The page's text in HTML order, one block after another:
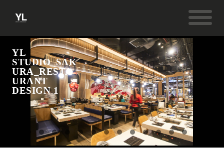
YL
STUDIO_SAK
URA_RESTA
URANT
DESIGN 1